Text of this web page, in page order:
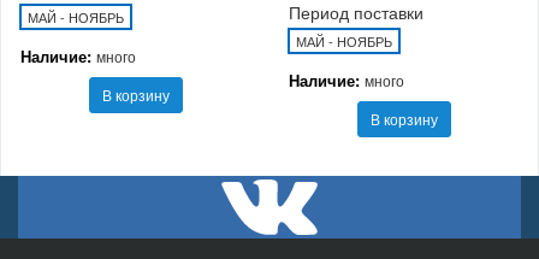
МАЙ - НОЯБРЬ
Наличие: много
В корзину
Период поставки
МАЙ - НОЯБРЬ
Наличие: много
В корзину